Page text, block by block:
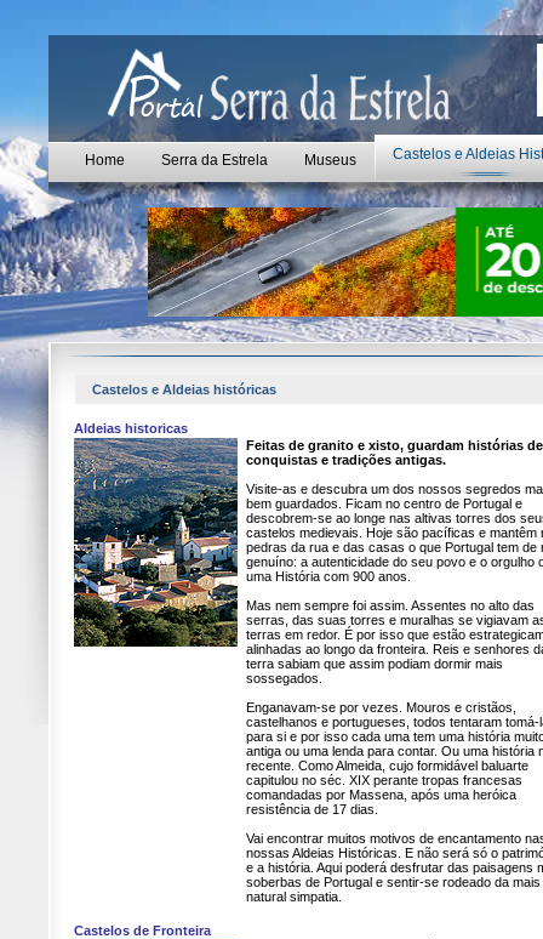
Home Serra da Estrela Museus Castelos e Aldeias
Castelos e Aldeias históricas
Aldeias historicas
Feitas de granito e xisto, guardam histórias de
conquistas e tradições antigas.
Visite-as e descubra um dos nossos segredos
bem guardados. Ficam no centro de Portugal e
descobrem-se ao longe nas altivas torres dos
castelos medievais. Hoje são pacíficas e mantêm
pedras da rua e das casas o que Portugal tem de
genuíno: a autenticidade do seu povo e o orgulho
uma História com 900 anos.
Mas nem sempre foi assim. Assentes no alto das
serras, das suas torres e muralhas se vigiavam
terras em redor. É por isso que estão
alinhadas ao longo da fronteira. Reis e senhores
terra sabiam que assim podiam dormir mais
sossegados.
Enganavam-se por vezes. Mouros e cristãos,
castelhanos e portugueses, todos tentaram tomá-
para si e por isso cada uma tem uma história
antiga ou uma lenda para contar. Ou uma história
recente. Como Almeida, cujo formidável baluarte
capitulou no séc. XIX perante tropas francesas
comandadas por Massena, após uma heróica
resistência de 17 dias.
Vai encontrar muitos motivos de encantamento
nossas Aldeias Históricas. E não será só o
e a história. Aqui poderá desfrutar das paisagens
soberbas de Portugal e sentir-se rodeado da mais
natural simpatia.
Castelos de Fronteira